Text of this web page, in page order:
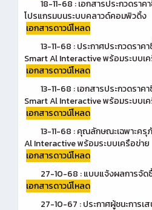
18-11-68 : เอกสารประกวดร
โปรแกรมบนระบบคลาวด์คอมพิวดิ้ง
เอกสารดาวน์โหลด
13-11-68 : ประกาศประกวดร
Smart Al Interactive พร้อมระบบเ
เอกสารดาวน์โหลด
13-11-68 : เอกสารประกวดร
Smart Al Interactive พร้อมระบบเ
เอกสารดาวน์โหลด
13-11-68 : คุณลักษณะเฉพาะค
Al Interactive พร้อมระบบเครือข่าย
เอกสารดาวน์โหลด
27-10-68 : แบบแจ้งผลการจัด
เอกสารดาวน์โหลด
27-10-67 : ประกาศผู้ชนะการเ